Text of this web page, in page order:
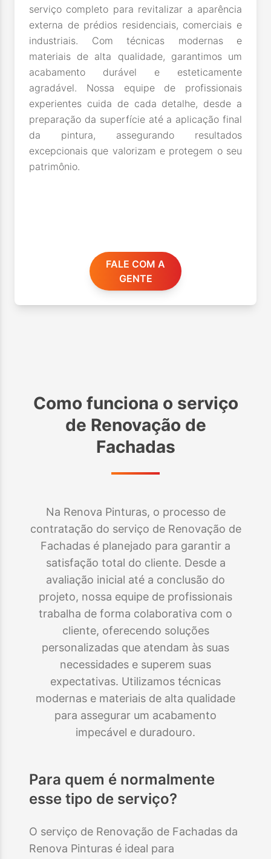
serviço completo para revitalizar a aparência
externa de prédios residenciais, comerciais e
industriais. Com técnicas modernas e
materiais de alta qualidade, garantimos um
acabamento durável e esteticamente
agradável. Nossa equipe de profissionais
experientes cuida de cada detalhe, desde a
preparação da superfície até a aplicação final
da pintura, assegurando resultados
excepcionais que valorizam e protegem o seu
patrimônio.
FALE COM A
GENTE
Como funciona o serviço
de Renovação de
Fachadas
Na Renova Pinturas, o processo de
contratação do serviço de Renovação de
Fachadas é planejado para garantir a
satisfação total do cliente. Desde a
avaliação inicial até a conclusão do
projeto, nossa equipe de profissionais
trabalha de forma colaborativa com o
cliente, oferecendo soluções
personalizadas que atendam às suas
necessidades e superem suas
expectativas. Utilizamos técnicas
modernas e materiais de alta qualidade
para assegurar um acabamento
impecável e duradouro.
Para quem é normalmente
esse tipo de serviço?
O serviço de Renovação de Fachadas da
Renova Pinturas é ideal para